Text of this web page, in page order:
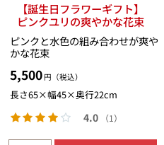
【誕生日フラワーギフト】
ピンクユリの爽やかな花束
ピンクと水色の組み合わせが爽や
かな花束
5,500 円（税込）
長さ65×幅45×奥行22cm
4.0 （1）